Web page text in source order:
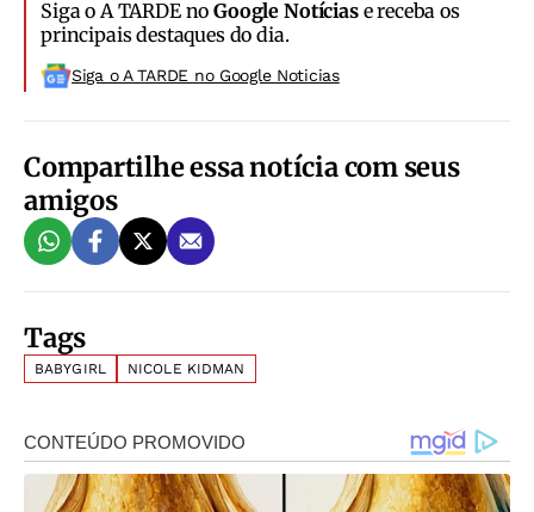
Siga o A TARDE noGoogle Notíciase receba os
principais destaques do dia.
Siga o A TARDE no Google Noticias
Compartilhe essa notícia com seus
amigos
Tags
BABYGIRL NICOLE KIDMAN